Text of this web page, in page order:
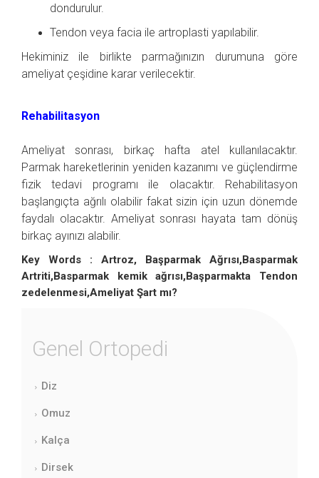
dondurulur.
Tendon veya facia ile artroplasti yapılabilir.
Hekiminiz ile birlikte parmağınızın durumuna göre
ameliyat çeşidine karar verilecektir.
Rehabilitasyon
Ameliyat sonrası, birkaç hafta atel kullanılacaktır.
Parmak hareketlerinin yeniden kazanımı ve güçlendirme
fizik tedavi programı ile olacaktır. Rehabilitasyon
başlangıçta ağrılı olabilir fakat sizin için uzun dönemde
faydalı olacaktır. Ameliyat sonrası hayata tam dönüş
birkaç ayınızı alabilir.
Key Words : Artroz, Başparmak Ağrısı,Basparmak
Artriti,Basparmak kemik ağrısı,Başparmakta Tendon
zedelenmesi,Ameliyat Şart mı?
Genel Ortopedi
Diz
Omuz
Kalça
Dirsek